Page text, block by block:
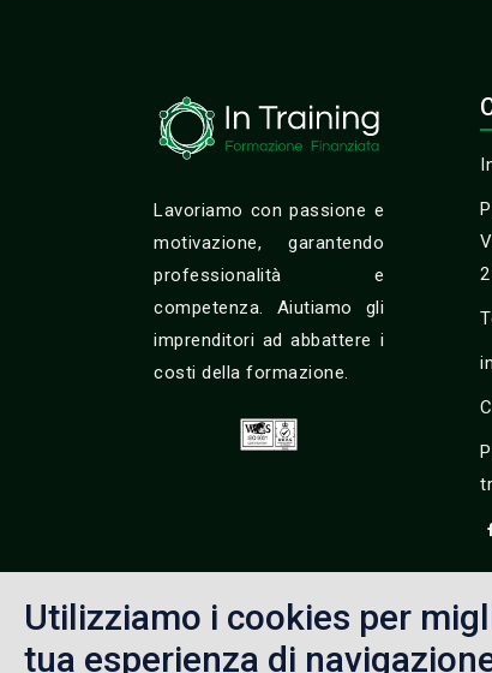
Lavoriamo con passione e
motivazione, garantendo
professionalità e
competenza. Aiutiamo gli
imprenditori ad abbattere i
costi della formazione.
Utilizziamo i cookies per
tua esperienza di